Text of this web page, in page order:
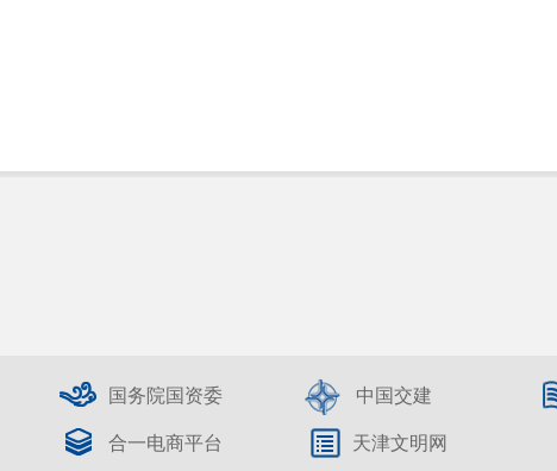
国务院国资委 中国交建
合一电商平台 天津文明网